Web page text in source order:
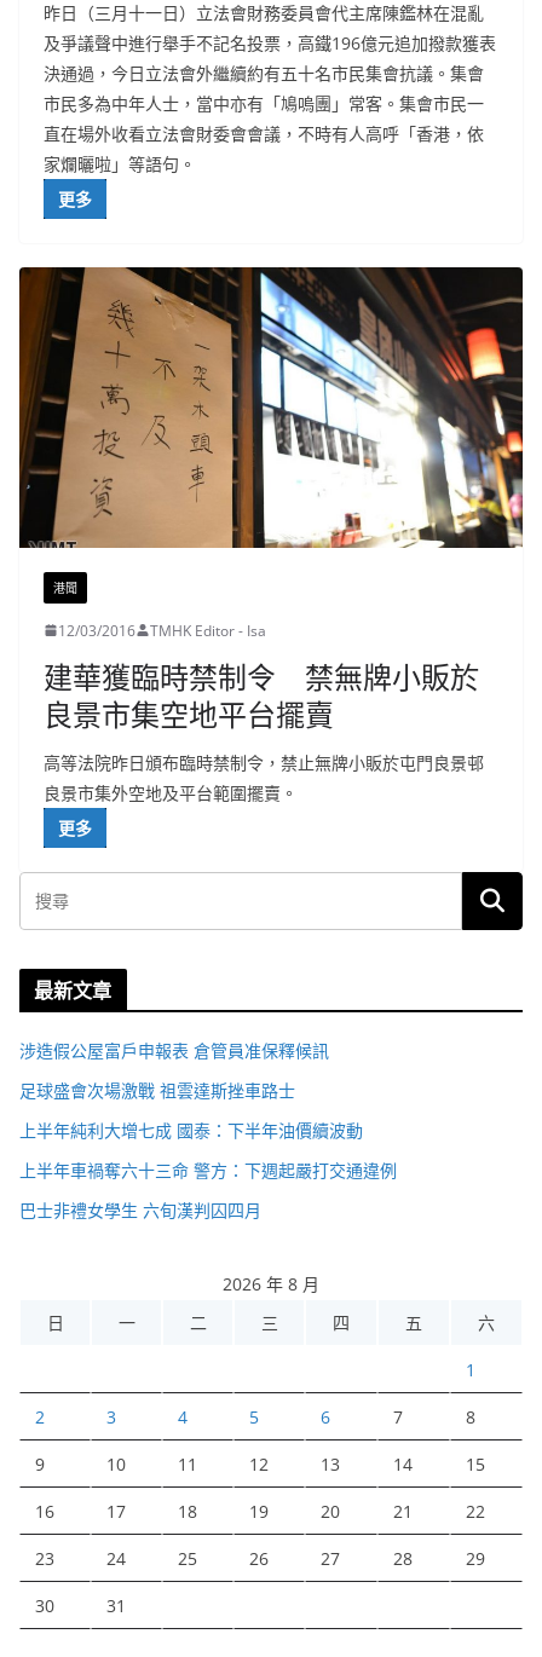
昨日（三月十一日）立法會財務委員會代主席陳鑑林在混亂
及爭議聲中進行舉手不記名投票，高鐵196億元追加撥款獲表
決通過，今日立法會外繼續約有五十名市民集會抗議。集會
市民多為中年人士，當中亦有「鳩嗚團」常客。集會市民一
直在場外收看立法會財委會會議，不時有人高呼「香港，依
家爛曬啦」等語句。
更多
港聞
12/03/2016 TMHK Editor - Isa
建華獲臨時禁制令 禁無牌小販於
良景市集空地平台擺賣
高等法院昨日頒布臨時禁制令，禁止無牌小販於屯門良景邨
良景市集外空地及平台範圍擺賣。
更多
最新文章
涉造假公屋富戶申報表 倉管員准保釋候訊
足球盛會次場激戰 祖雲達斯挫車路士
上半年純利大增七成 國泰：下半年油價續波動
上半年車禍奪六十三命 警方：下週起嚴打交通違例
巴士非禮女學生 六旬漢判囚四月
2026 年 8 月
日
一 二 三 四 五 六
1
2 3 4 5 6 7 8
9 10 11 12 13 14 15
16 17 18 19 20 21 22
23 24 25 26 27 28 29
30 31